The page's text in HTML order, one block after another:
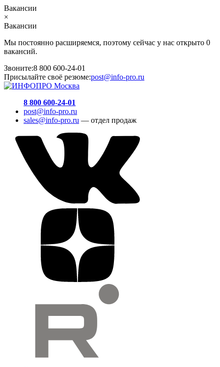
Вакансии
×
Вакансии
Мы постоянно расширяемся, поэтому сейчас у нас открыто 0
вакансий.
Звоните:8 800 600-24-01
Присылайте своё резюме:post@info-pro.ru
8 800 600-24-01
post@info-pro.ru
sales@info-pro.ru — отдел продаж